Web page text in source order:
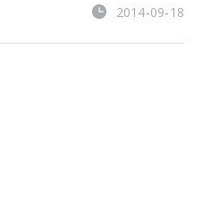
2014-09-18